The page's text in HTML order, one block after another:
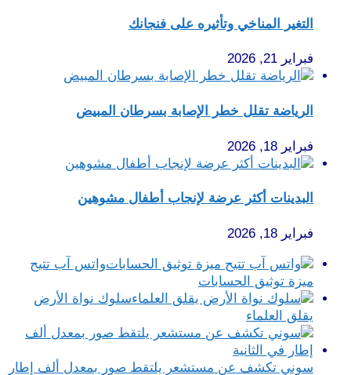
التغير المناخي وتأثيره على فنجانك
فبراير 21, 2026
الرياضة تقلل خطر الإصابة بسرطان المبيض
فبراير 18, 2026
البدينات أكثر عرضة لإنجاب أطفال مشوهين
فبراير 18, 2026
واتس آب تتيح
ميزة توثيق الحسابات
سلوك نواة الأرض
يقلق العلماء
سوني تكشف عن مستشعر يلتقط صور بمعدل ألف إطار